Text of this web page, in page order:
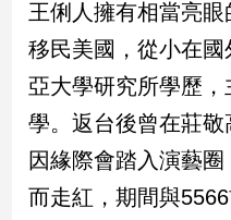
國
際
會/
地
方
新
冠
王俐人擁有相當亮
移民美國，從小在
亞大學研究所學歷
學。返台後曾在莊
因緣際會踏入演藝圈
而走紅，期間與